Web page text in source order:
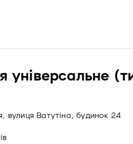
універсальне
вулиця Ватутіна, будинок 24